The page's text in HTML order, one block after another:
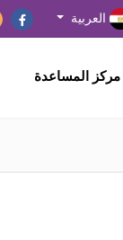
العربية
مركز المساعدة